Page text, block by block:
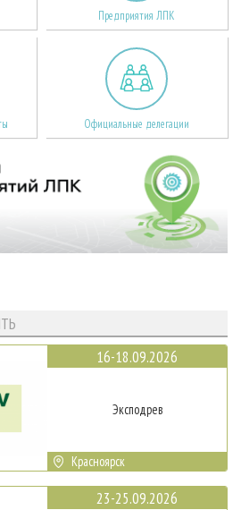
Предприятия ЛПК
Официальные делегации
16-18.09.2026
Эксподрев
Красноярск
23-25.09.2026